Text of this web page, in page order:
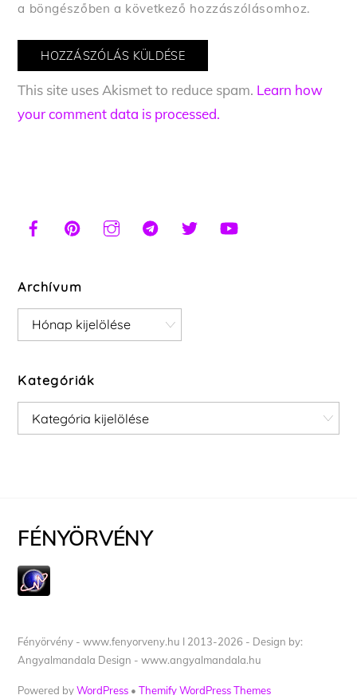
a böngészőben a következő hozzászólásomhoz.
This site uses Akismet to reduce spam. Learn how
your comment data is processed.
Archívum
Archívum
Kategóriák
Kategóriák
FÉNYÖRVÉNY
Fényörvény - www.fenyorveny.hu I 2013-2026 - Design by:
Angyalmandala Design - www.angyalmandala.hu
Powered byWordPress •Themify WordPress Themes